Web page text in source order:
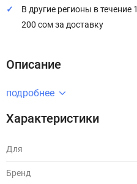
В другие регионы в течение
200 сом за доставку
Описание
подробнее
Характеристики
Для
Бренд